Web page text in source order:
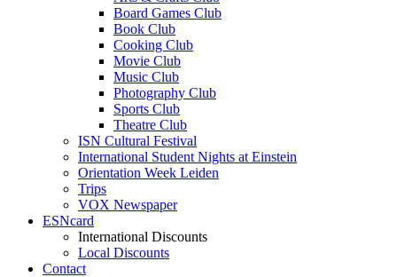
Board Games Club
Book Club
Cooking Club
Movie Club
Music Club
Photography Club
Sports Club
Theatre Club
ISN Cultural Festival
International Student Nights at Einstein
Orientation Week Leiden
Trips
VOX Newspaper
ESNcard
International Discounts
Local Discounts
Contact